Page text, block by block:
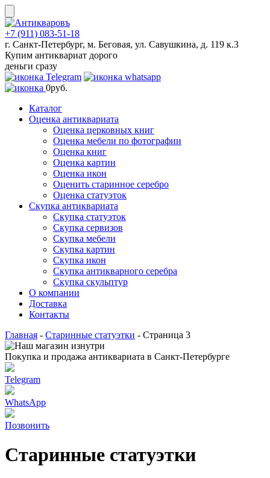
Skip
to
content
+7 (911) 083-51-18
г. Санкт-Петербург, м. Беговая, ул. Савушкина, д. 119 к.3
Купим антиквариат дорого
деньги сразу
0руб.
Каталог
Оценка антиквариата
Оценка церковных книг
Оценка мебели по фотографии
Оценка книг
Оценка картин
Оценка икон
Оценить старинное серебро
Оценка статуэток
Скупка антиквариата
Скупка статуэток
Скупка сервизов
Скупка мебели
Скупка картин
Скупка икон
Скупка антикварного серебра
Скупка скульптур
О компании
Доставка
Контакты
Главная - Старинные статуэтки - Страница 3
Покупка и продажа антиквариата в Санкт-Петербурге
Telegram
WhatsApp
Позвонить
Старинные статуэтки